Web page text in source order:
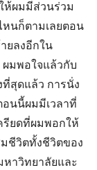
ห้ผมมีส่วนร่วม
หนก็ตามเลยตอน
ยลงอีกใน
มพอใจแล้วกับ
ที่สุดแล้ว การนั่ง
อนนี้ผมมีเวลาที่
ยดที่ผมพอกให้
ชีวิตทั้งชีวิตของ
าวิทยาลัยและ